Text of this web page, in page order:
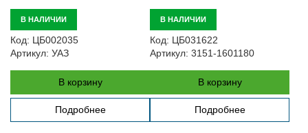
В НАЛИЧИИ
Код: ЦБ002035
Артикул: УАЗ
В корзину
Подробнее
В НАЛИЧИИ
Код: ЦБ031622
Артикул: 3151-1601180
В корзину
Подробнее